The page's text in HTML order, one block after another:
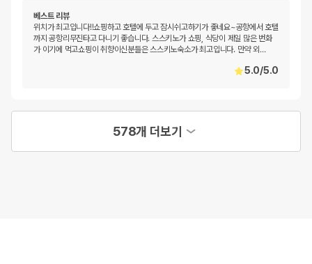
베스트 리뷰
위치가 최고입니다!!쇼핑하고 호텔에 두고 잠시쉬고하기가 좋네요~공항에서 호텔
까지 공항리무진타고 다니기 좋습니다. 스스키노가 쇼핑, 식당이 제일 많은 번화
가 이기에 먹고쇼핑이 취향이신분들은 스스키노숙소가 최고입니다. 만약 외 …
5.0/5.0
578개 더보기